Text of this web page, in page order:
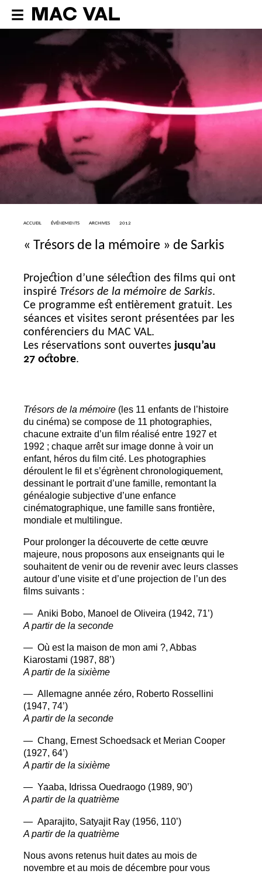
ACCUEIL ÉVÉNEMENTS ARCHIVES 2012
« Trésors de la mémoire » de Sarkis
Projection d’une sélection des films qui ont
inspiré Trésors de la mémoire de Sarkis.
Ce programme est entièrement gratuit. Les
séances et visites seront présentées par les
conférenciers du MAC VAL.
Les réservations sont ouvertes jusqu’au
27 octobre.
Trésors de la mémoire (les 11 enfants de l’histoire
du cinéma) se compose de 11 photographies,
chacune extraite d’un film réalisé entre 1927 et
1992 ; chaque arrêt sur image donne à voir un
enfant, héros du film cité. Les photographies
déroulent le fil et s’égrènent chronologiquement,
dessinant le portrait d’une famille, remontant la
généalogie subjective d’une enfance
cinématographique, une famille sans frontière,
mondiale et multilingue.
Pour prolonger la découverte de cette œuvre
majeure, nous proposons aux enseignants qui le
souhaitent de venir ou de revenir avec leurs classes
autour d’une visite et d’une projection de l’un des
films suivants :
— Aniki Bobo, Manoel de Oliveira (1942, 71’)
A partir de la seconde
— Où est la maison de mon ami ?, Abbas
Kiarostami (1987, 88’)
A partir de la sixième
— Allemagne année zéro, Roberto Rossellini
(1947, 74’)
A partir de la seconde
— Chang, Ernest Schoedsack et Merian Cooper
(1927, 64’)
A partir de la sixième
— Yaaba, Idrissa Ouedraogo (1989, 90’)
A partir de la quatrième
— Aparajito, Satyajit Ray (1956, 110’)
A partir de la quatrième
Nous avons retenus huit dates au mois de
novembre et au mois de décembre pour vous